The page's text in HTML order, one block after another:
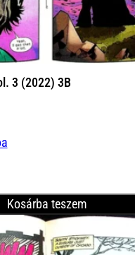
3 (2022) 3B
Kosárba teszem